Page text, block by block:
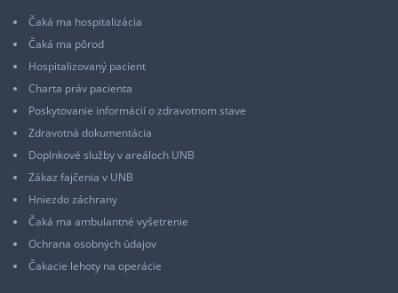
Čaká ma hospitalizácia
Čaká ma pôrod
Hospitalizovaný pacient
Charta práv pacienta
Poskytovanie informácií o zdravotnom stave
Zdravotná dokumentácia
Doplnkové služby v areáloch UNB
Zákaz fajčenia v UNB
Hniezdo záchrany
Čaká ma ambulantné vyšetrenie
Ochrana osobných údajov
Čakacie lehoty na operácie